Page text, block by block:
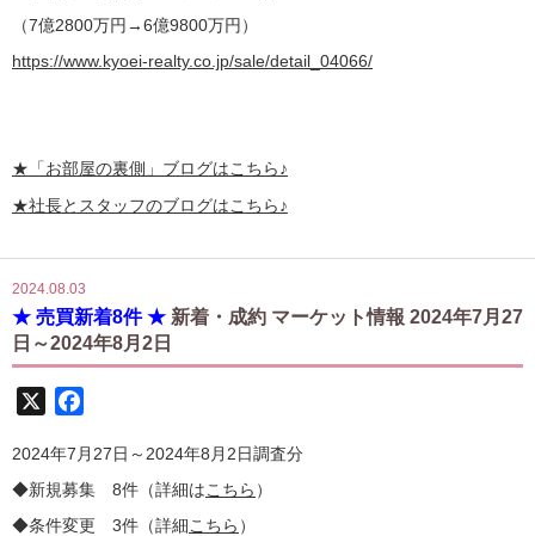
（7億2800万円→6億9800万円）
https://www.kyoei-realty.co.jp/sale/detail_04066/
★ 「お部屋の裏側」 ブログはこちら♪
★社長とスタッフのブログはこちら♪
2024.08.03
★ 売買新着8件 ★ 新着・成約 マーケット情報 2024年7月27
日～2024年8月2日
2024年7月27日～2024年8月2日調査分
◆新規募集 8件（詳細はこちら ）
◆条件変更 3件（詳細こちら ）